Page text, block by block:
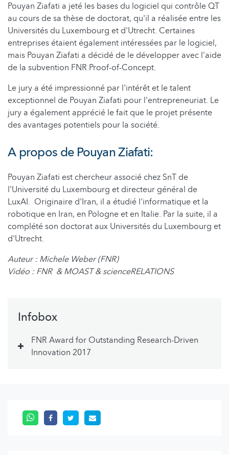
Pouyan Ziafati a jeté les bases du logiciel qui contrôle QT
au cours de sa thèse de doctorat, qu'il a réalisée entre les
Universités du Luxembourg et d'Utrecht. Certaines
entreprises étaient également intéressées par le logiciel,
mais Pouyan Ziafati a décidé de le développer avec l'aide
de la subvention FNR Proof-of-Concept.
Le jury a été impressionné par l'intérêt et le talent
exceptionnel de Pouyan Ziafati pour l'entrepreneuriat. Le
jury a également apprécié le fait que le projet présente
des avantages potentiels pour la société.
A propos de Pouyan Ziafati:
Pouyan Ziafati est chercheur associé chez SnT de
l'Université du Luxembourg et directeur général de
LuxAI. Originaire d'Iran, il a étudié l'informatique et la
robotique en Iran, en Pologne et en Italie. Par la suite, il a
complété son doctorat aux Universités du Luxembourg et
d'Utrecht.
Auteur : Michele Weber (FNR)
Vidéo : FNR & MOAST & scienceRELATIONS
Infobox
FNR Award for Outstanding Research-Driven
Innovation 2017